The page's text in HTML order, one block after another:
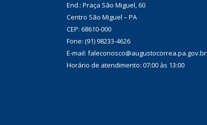
End.: Praça São Miguel, 60
Centro São Miguel – PA
CEP: 68610-000
Fone: (91) 98233-4626
E-mail: faleconosco@augustocorrea.pa.gov.br
Horário de atendimento: 07:00 às 13:00